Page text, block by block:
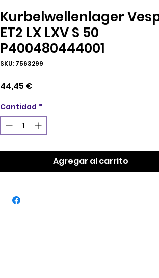
Kurbelwellenlager
ET2 LX LXV S 50
P400480444001
SKU: 7563299
44,45 €
Cantidad *
Agregar al carrito